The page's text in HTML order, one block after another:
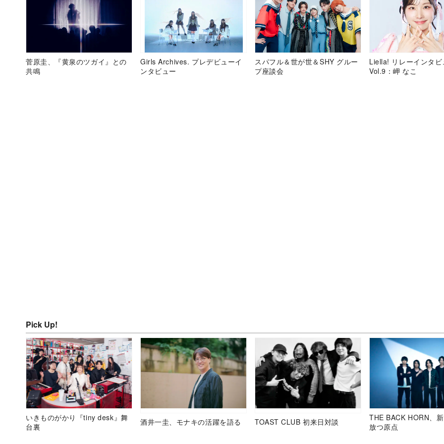
菅原圭、『黄泉のツガイ』との
共鳴
Girls Archives. プレデビューイ
ンタビュー
スパフル＆世が世＆SHY グルー
プ座談会
Liella! リレーインタビ
Vol.9：岬 なこ
Pick Up!
いきものがかり『tiny desk』舞
台裏
酒井一圭、モナキの活躍を語る TOAST CLUB 初来日対談
THE BACK HORN、
放つ原点